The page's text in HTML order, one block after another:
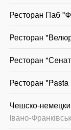
Ресторан Паб
Ресторан
Ресторан
Ресторан
Чешско-
Івано-